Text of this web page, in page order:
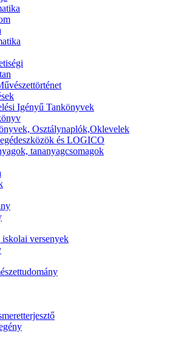
Igényű Tankönyvek
Osztálynaplók,Oklevelek
és LOGICO
tananyagcsomagok
iskolai versenyek